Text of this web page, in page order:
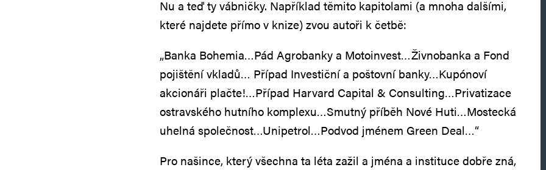
Nu a teď ty vábničky. Například těmito kapitolami (a mnoha dalšími,
které najdete přímo v knize) zvou autoři k četbě:
„Banka Bohemia…Pád Agrobanky a Motoinvest…Živnobanka a Fond
pojištění vkladů… Případ Investiční a poštovní banky…Kupónoví
akcionáři plačte!…Případ Harvard Capital & Consulting…Privatizace
ostravského hutního komplexu…Smutný příběh Nové Huti…Mostecká
uhelná společnost…Unipetrol…Podvod jménem Green Deal…“
Pro našince, který všechna ta léta zažil a jména a instituce dobře zná,